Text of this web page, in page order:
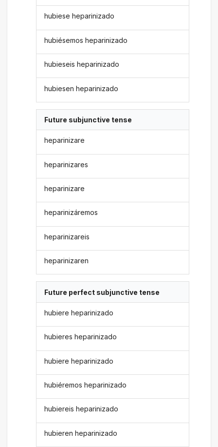
hubiese heparinizado
hubiésemos heparinizado
hubieseis heparinizado
hubiesen heparinizado
Future subjunctive tense
heparinizare
heparinizares
heparinizare
heparinizáremos
heparinizareis
heparinizaren
Future perfect subjunctive tense
hubiere heparinizado
hubieres heparinizado
hubiere heparinizado
hubiéremos heparinizado
hubiereis heparinizado
hubieren heparinizado